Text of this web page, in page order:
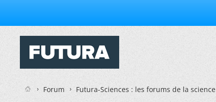
Forum Futura-Sciences : les forums de la science